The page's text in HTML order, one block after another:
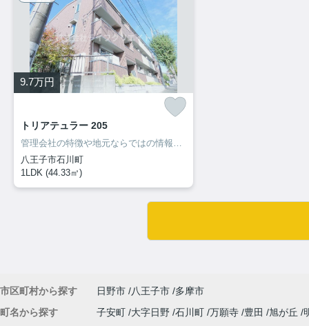
9.7万円
トリアテュラー 205
管理会社の特徴や地元ならではの情報も当社ならお伝え出来ます！
八王子市石川町
1LDK (44.33㎡)
市区町村から探す 日野市 八王子市 多摩市
町名から探す
子安町 大字日野 石川町 万願寺 豊田 旭が丘